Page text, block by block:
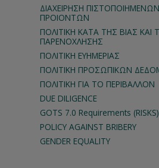
ΔΙΑΧΕΙΡΗΣΗ ΠΙΣΤΟΠΟΙΗΜΕΝΩΝ
ΠΡΟΙΟΝΤΩΝ
ΠΟΛΙΤΙΚΗ ΚΑΤΑ ΤΗΣ ΒΙΑΣ ΚΑΙ
ΠΑΡΕΝΟΧΛΗΣΗΣ
ΠΟΛΙΤΙΚΗ ΕΥΗΜΕΡΙΑΣ
ΠΟΛΙΤΙΚΗ ΠΡΟΣΩΠΙΚΩΝ
ΠΟΛΙΤΙΚΗ ΓΙΑ ΤΟ ΠΕΡΙΒΑΛΛΟΝ
DUE DILIGENCE
GOTS 7.0 Requirements (RISKS)
POLICY AGAINST BRIBERY
GENDER EQUALITY